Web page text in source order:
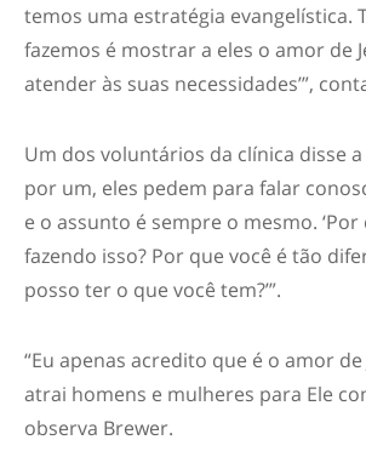
temos uma estratégia evangelística.
fazemos é mostrar a eles o amor de
atender às suas necessidades’”,
Um dos voluntários da clínica disse a
por um, eles pedem para falar
e o assunto é sempre o mesmo. ‘Por
fazendo isso? Por que você é tão
posso ter o que você tem?’”.
“Eu apenas acredito que é o amor
atrai homens e mulheres para Ele
observa Brewer.